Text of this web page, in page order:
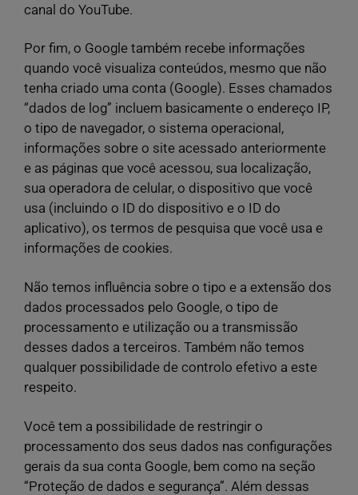
canal do YouTube.
Por fim, o Google também recebe informações
quando você visualiza conteúdos, mesmo que não
tenha criado uma conta (Google). Esses chamados
“dados de log” incluem basicamente o endereço IP,
o tipo de navegador, o sistema operacional,
informações sobre o site acessado anteriormente
e as páginas que você acessou, sua localização,
sua operadora de celular, o dispositivo que você
usa (incluindo o ID do dispositivo e o ID do
aplicativo), os termos de pesquisa que você usa e
informações de cookies.
Não temos influência sobre o tipo e a extensão dos
dados processados pelo Google, o tipo de
processamento e utilização ou a transmissão
desses dados a terceiros. Também não temos
qualquer possibilidade de controlo efetivo a este
respeito.
Você tem a possibilidade de restringir o
processamento dos seus dados nas configurações
gerais da sua conta Google, bem como na seção
“Proteção de dados e segurança”. Além dessas